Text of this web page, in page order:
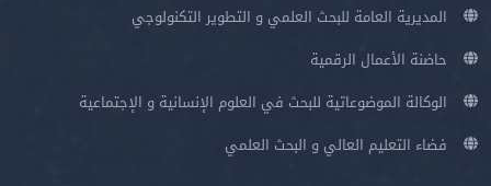
المديرية العامة للبحث العلمي و التطوير التكنولوجي
حاضنة الأعمال الرقمية
الوكالة الموضوعاتية للبحث في العلوم الإنسانية و الإجتماعية
فضاء التعليم العالي و البحث العلمي